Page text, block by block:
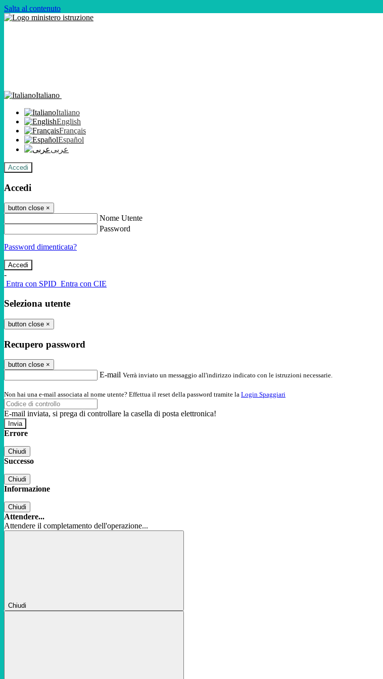
Salta al contenuto
Italiano
Italiano
English
Français
Español
عربى
Accedi
Accedi
button close ×
Nome Utente
Password
Password dimenticata?
-
Entra con SPID Entra con CIE
Seleziona utente
button close ×
Recupero password
button close ×
E-mail Verrà inviato un messaggio all'indirizzo indicato con le istruzioni necessarie.
Non hai una e-mail associata al nome utente? Effettua il reset della password tramite la Login Spaggiari
E-mail inviata, si prega di controllare la casella di posta elettronica!
Errore
Chiudi
Successo
Chiudi
Informazione
Chiudi
Attendere...
Attendere il completamento dell'operazione...
Chiudi